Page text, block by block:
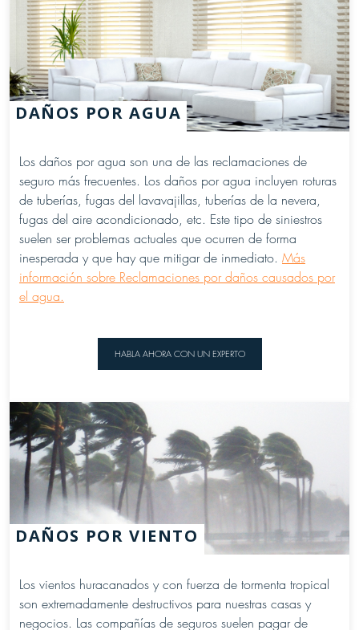
DAÑOS POR AGUA
Los daños por agua son una de las reclamaciones de
seguro más frecuentes. Los daños por agua incluyen roturas
de tuberías, fugas del lavavajillas, tuberías de la nevera,
fugas del aire acondicionado, etc. Este tipo de siniestros
suelen ser problemas actuales que ocurren de forma
inesperada y que hay que mitigar de inmediato. Más
información sobre Reclamaciones por daños causados por
el agua.
HABLA AHORA CON UN EXPERTO
DAÑOS POR VIENTO
Los vientos huracanados y con fuerza de tormenta tropical
son extremadamente destructivos para nuestras casas y
negocios. Las compañías de seguros suelen pagar de